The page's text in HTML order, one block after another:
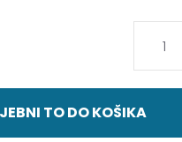
JEBNI TO DO KOŠIKA